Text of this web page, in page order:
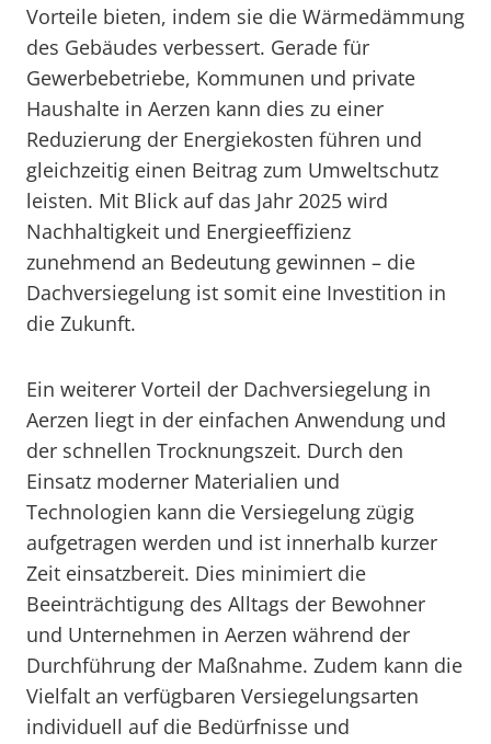
Vorteile bieten, indem sie die Wärmedämmung
des Gebäudes verbessert. Gerade für
Gewerbebetriebe, Kommunen und private
Haushalte in Aerzen kann dies zu einer
Reduzierung der Energiekosten führen und
gleichzeitig einen Beitrag zum Umweltschutz
leisten. Mit Blick auf das Jahr 2025 wird
Nachhaltigkeit und Energieeffizienz
zunehmend an Bedeutung gewinnen – die
Dachversiegelung ist somit eine Investition in
die Zukunft.
Ein weiterer Vorteil der Dachversiegelung in
Aerzen liegt in der einfachen Anwendung und
der schnellen Trocknungszeit. Durch den
Einsatz moderner Materialien und
Technologien kann die Versiegelung zügig
aufgetragen werden und ist innerhalb kurzer
Zeit einsatzbereit. Dies minimiert die
Beeinträchtigung des Alltags der Bewohner
und Unternehmen in Aerzen während der
Durchführung der Maßnahme. Zudem kann die
Vielfalt an verfügbaren Versiegelungsarten
individuell auf die Bedürfnisse und